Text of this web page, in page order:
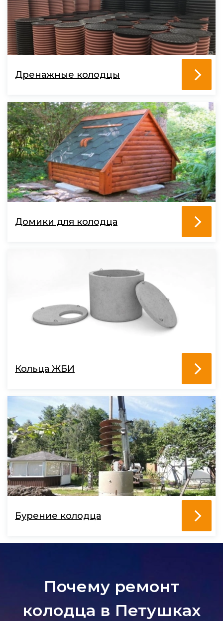
Дренажные колодцы
Домики для колодца
Кольца ЖБИ
Бурение колодца
Почему ремонт
колодца в Петушках